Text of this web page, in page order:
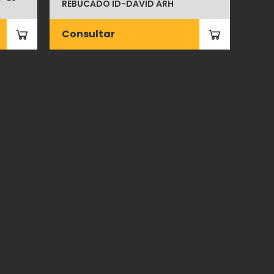
REBUCADO ID-DAVID ARH
Consultar